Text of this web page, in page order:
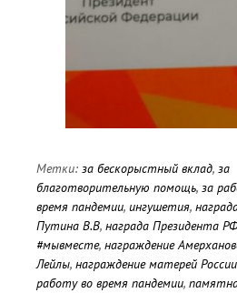
Метки: за бескорыстный вклад, за
благотворительную помощь, за
время пандемии, ингушетия,
Путина В.В, награда Президента РФ
#мывместе, награждение
Лейлы, награждение матерей
работу во время пандемии,